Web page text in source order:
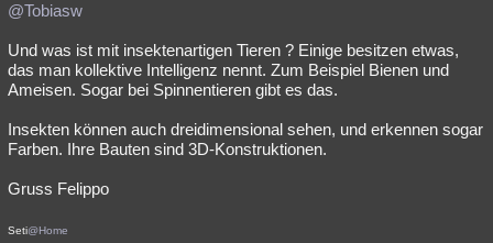
@Tobiasw
Und was ist mit insektenartigen Tieren ? Einige besitzen etwas,
das man kollektive Intelligenz nennt. Zum Beispiel Bienen und
Ameisen. Sogar bei Spinnentieren gibt es das.
Insekten können auch dreidimensional sehen, und erkennen sogar
Farben. Ihre Bauten sind 3D-Konstruktionen.
Gruss Felippo
Seti@Home